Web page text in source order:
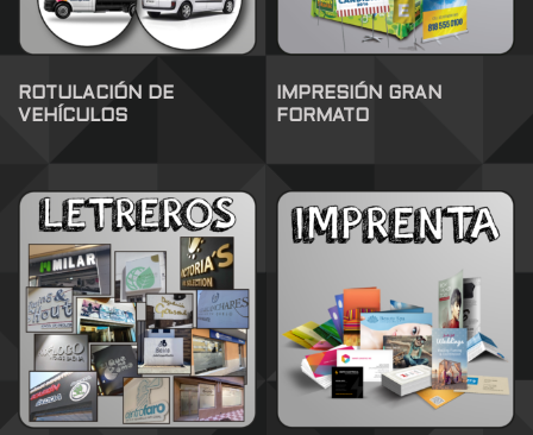
ROTULACIÓN DE
VEHÍCULOS
IMPRESIÓN GRAN
FORMATO